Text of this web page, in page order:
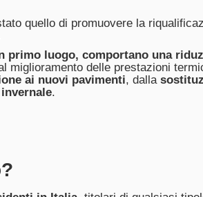
quello di promuovere la
primo luogo, comportano una
miglioramento delle prestazioni
ai nuovi pavimenti, dalla
.